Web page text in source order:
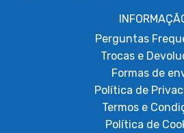
Perguntas
Trocas e
Formas de
Política de
Termos e
Política de